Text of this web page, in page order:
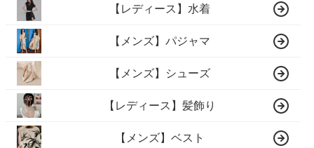
【レディース】水着
【メンズ】パジャマ
【メンズ】シューズ
【レディース】髪飾り
【メンズ】ベスト